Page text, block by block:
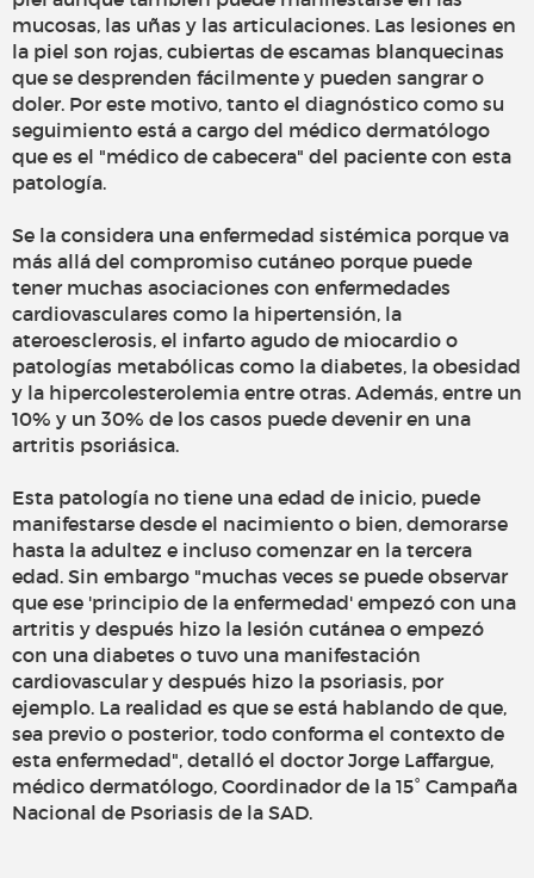
mucosas, las uñas y las articulaciones. Las lesiones en
la piel son rojas, cubiertas de escamas blanquecinas
que se desprenden fácilmente y pueden sangrar o
doler. Por este motivo, tanto el diagnóstico como su
seguimiento está a cargo del médico dermatólogo
que es el "médico de cabecera" del paciente con esta
patología.
Se la considera una enfermedad sistémica porque va
más allá del compromiso cutáneo porque puede
tener muchas asociaciones con enfermedades
cardiovasculares como la hipertensión, la
ateroesclerosis, el infarto agudo de miocardio o
patologías metabólicas como la diabetes, la obesidad
y la hipercolesterolemia entre otras. Además, entre un
10% y un 30% de los casos puede devenir en una
artritis psoriásica.
Esta patología no tiene una edad de inicio, puede
manifestarse desde el nacimiento o bien, demorarse
hasta la adultez e incluso comenzar en la tercera
edad. Sin embargo "muchas veces se puede observar
que ese 'principio de la enfermedad' empezó con una
artritis y después hizo la lesión cutánea o empezó
con una diabetes o tuvo una manifestación
cardiovascular y después hizo la psoriasis, por
ejemplo. La realidad es que se está hablando de que,
sea previo o posterior, todo conforma el contexto de
esta enfermedad", detalló el doctor Jorge Laffargue,
médico dermatólogo, Coordinador de la 15° Campaña
Nacional de Psoriasis de la SAD.